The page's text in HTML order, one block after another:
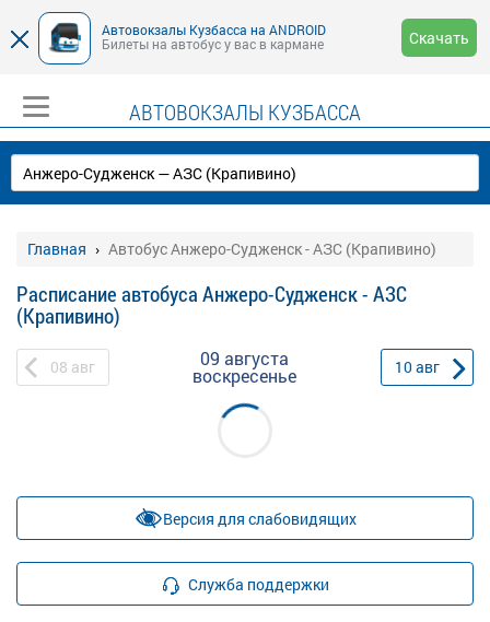
Автовокзалы Кузбасса на ANDROID
Билеты на автобус у вас в кармане
Скачать
АВТОВОКЗАЛЫ КУЗБАССА
Главная Автобус Анжеро-Судженск - АЗС (Крапивино)
Расписание автобуса Анжеро-Судженск - АЗС
(Крапивино)
08 авг 09 августа
воскресенье 10авг
Версия для слабовидящих
Служба поддержки